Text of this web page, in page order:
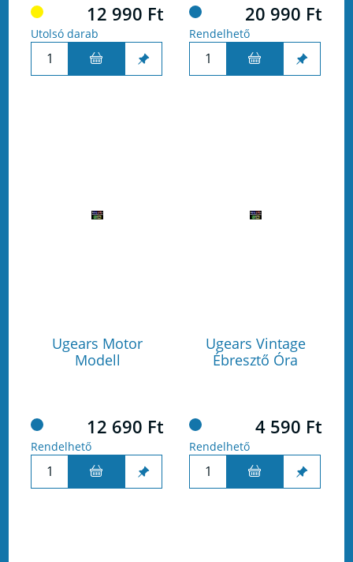
12 990 Ft
Utolsó darab
20 990 Ft
Rendelhető
Ugears Motor
Modell
12 690 Ft
Rendelhető
Ugears Vintage
Ébresztő Óra
4 590 Ft
Rendelhető